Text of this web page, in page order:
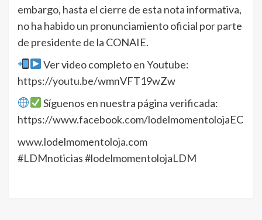
embargo, hasta el cierre de esta nota informativa,
no ha habido un pronunciamiento oficial por parte
de presidente de la CONAIE.
Ver video completo en Youtube:
https://youtu.be/wmnVFT19wZw
Síguenos en nuestra página verificada:
https://www.facebook.com/lodelmomentolojaEC
www.lodelmomentoloja.com
#LDMnoticias #lodelmomentolojaLDM